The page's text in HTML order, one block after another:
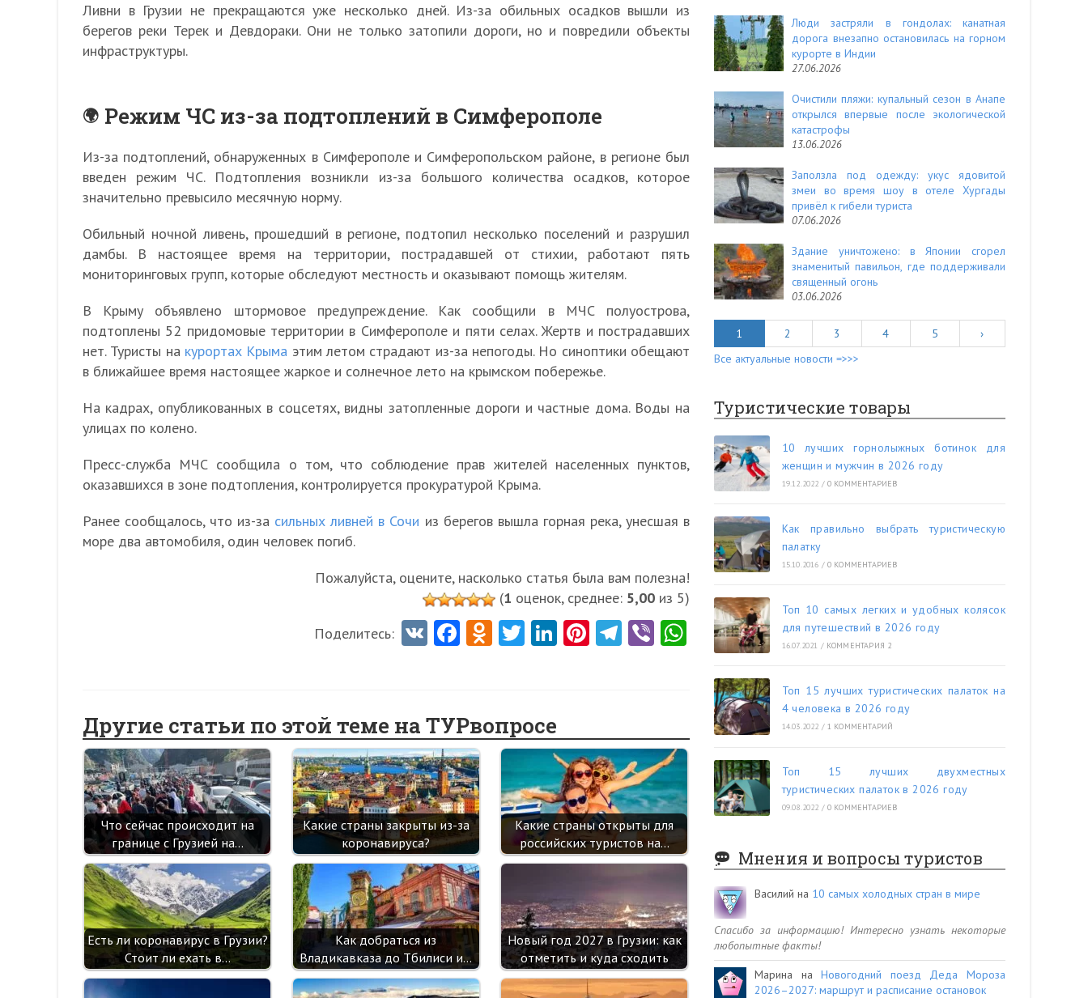
Ливни в Грузии не прекращаются уже несколько дней. Из-за обильных осадков вышли из
берегов реки Терек и Девдораки. Они не только затопили дороги, но и повредили объекты
инфраструктуры.
Режим ЧС из-за подтоплений в Симферополе
Из-за подтоплений, обнаруженных в Симферополе и Симферопольском районе, в регионе был
введен режим ЧС. Подтопления возникли из-за большого количества осадков, которое
значительно превысило месячную норму.
Обильный ночной ливень, прошедший в регионе, подтопил несколько поселений и разрушил
дамбы. В настоящее время на территории, пострадавшей от стихии, работают пять
мониторинговых групп, которые обследуют местность и оказывают помощь жителям.
В Крыму объявлено штормовое предупреждение. Как сообщили в МЧС полуострова,
подтоплены 52 придомовые территории в Симферополе и пяти селах. Жертв и пострадавших
нет. Туристы на курортах Крыма этим летом страдают из-за непогоды. Но синоптики обещают
в ближайшее время настоящее жаркое и солнечное лето на крымском побережье.
На кадрах, опубликованных в соцсетях, видны затопленные дороги и частные дома. Воды на
улицах по колено.
Пресс-служба МЧС сообщила о том, что соблюдение прав жителей населенных пунктов,
оказавшихся в зоне подтопления, контролируется прокуратурой Крыма.
Ранее сообщалось, что из-за сильных ливней в Сочи из берегов вышла горная река, унесшая в
море два автомобиля, один человек погиб.
Пожалуйста, оцените, насколько статья была вам полезна!
(1 оценок, среднее: 5,00из 5)
Поделитесь:
VFa
o
k
O
kl
as
sn
ik
i
T Li
n
Pi
t
Te
m
Vi
Другие статьи по этой теме на ТУРвопросе
Что сейчас происходит на
границе с Грузией на…
Какие страны закрыты из-за
коронавируса?
Какие страны открыты для
российских туристов на…
Есть ли коронавирус в Грузии?
Стоит ли ехать в…
Как добраться из
Владикавказа до Тбилиси и…
Новый год 2027 в Грузии: как
отметить и куда сходить
Люди застряли в гондолах: канатная
дорога внезапно остановилась на горном
курорте в Индии
27.06.2026
Очистили пляжи: купальный сезон в Анапе
открылся впервые после экологической
катастрофы
13.06.2026
Заползла под одежду: укус ядовитой
змеи во время шоу в отеле Хургады
привёл к гибели туриста
07.06.2026
Здание уничтожено: в Японии сгорел
знаменитый павильон, где поддерживали
священный огонь
03.06.2026
1 2 3 4 5
›
Все актуальные новости =>>>
Туристические товары
10 лучших горнолыжных ботинок для
женщин и мужчин в 2026 году
19.12.2022 / 0 КОММЕНТАРИЕВ
Как правильно выбрать туристическую
палатку
15.10.2016 / 0 КОММЕНТАРИЕВ
Топ 10 самых легких и удобных колясок
для путешествий в 2026 году
16.07.2021 / КОММЕНТАРИЯ 2
Топ 15 лучших туристических палаток на
4 человека в 2026 году
14.03.2022 / 1 КОММЕНТАРИЙ
Топ 15 лучших двухместных
туристических палаток в 2026 году
09.08.2022 / 0 КОММЕНТАРИЕВ
Мнения и вопросы туристов
Василий на 10 самых холодных стран в мире
Спасибо за информацию! Интересно узнать некоторые
любопытные факты!
Марина наНовогодний поезд Деда Мороза
2026–2027: маршрут и расписание остановок